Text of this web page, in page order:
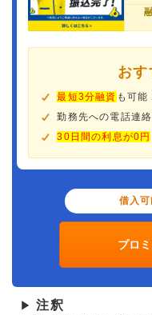
おす
最短3分融資 も可能
勤務先への電話連
30日間の利息が0円
借入
プロ
▶ 注釈